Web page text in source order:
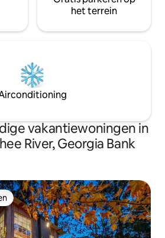
het terrein
vakantiewoningen in
River, Georgia Bank